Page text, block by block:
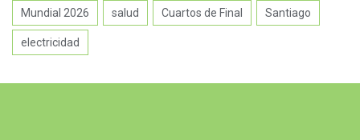
Mundial 2026 salud Cuartos de Final Santiago
electricidad